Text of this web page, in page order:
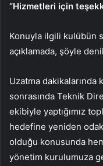
“Hizmetleri için
Konuyla ilgili kulübün
açıklamada, şöyle
Uzatma dakikalarında
sonrasında Teknik
ekibiyle yaptığımız
hedefine yeniden
olduğu konusunda
yönetim kurulumuza